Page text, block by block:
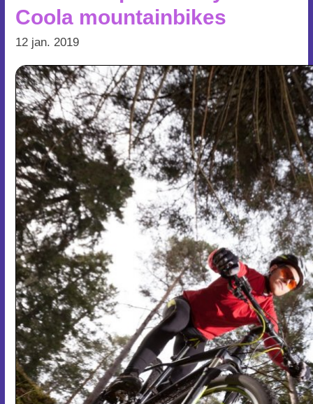
Coola mountainbikes
12 jan. 2019